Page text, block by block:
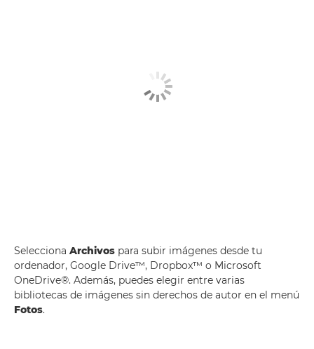
Selecciona Archivos para subir imágenes desde tu
ordenador, Google Drive™, Dropbox™ o Microsoft
OneDrive®. Además, puedes elegir entre varias
bibliotecas de imágenes sin derechos de autor en el menú
Fotos.